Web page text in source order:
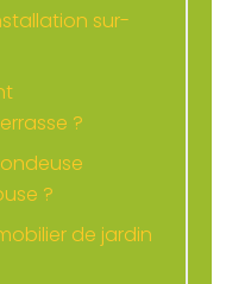
sur-
?
?
de jardin